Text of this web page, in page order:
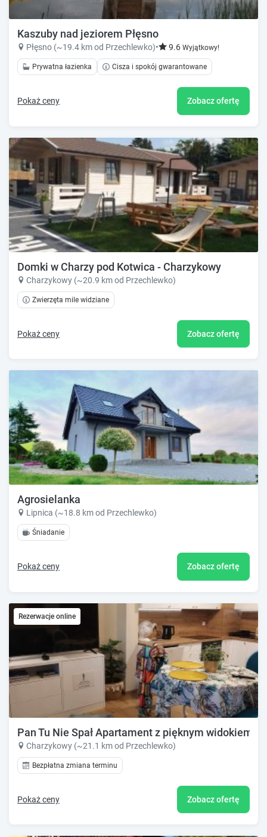
Kaszuby nad jeziorem Płęsno
Płęsno (~19.4 km od Przechlewko)• 9.6 Wyjątkowy!
Prywatna łazienka Cisza i spokój gwarantowane
Pokaż ceny Zobacz ofertę
Domki w Charzy pod Kotwica - Charzykowy
Charzykowy (~20.9 km od Przechlewko)
Zwierzęta mile widziane
Pokaż ceny Zobacz ofertę
Agrosielanka
Lipnica (~18.8 km od Przechlewko)
Śniadanie
Pokaż ceny Zobacz ofertę
Rezerwacje online
Pan Tu Nie Spał Apartament z pięknym widokiem
Charzykowy (~21.1 km od Przechlewko)
Bezpłatna zmiana terminu
Pokaż ceny Zobacz ofertę